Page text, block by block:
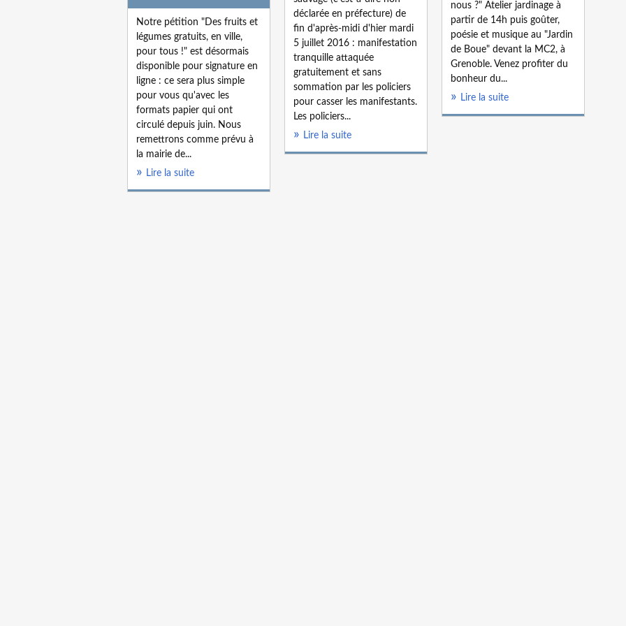
Notre pétition "Des fruits et
légumes gratuits, en ville,
pour tous !" est désormais
disponible pour signature en
ligne : ce sera plus simple
pour vous qu'avec les
formats papier qui ont
circulé depuis juin. Nous
remettrons comme prévu à
la mairie de...
Lire la suite
déclarée en préfecture) de
fin d'après-midi d'hier mardi
5 juillet 2016 : manifestation
tranquille attaquée
gratuitement et sans
sommation par les policiers
pour casser les manifestants.
Les policiers...
Lire la suite
nous ?" Atelier jardinage à
partir de 14h puis goûter,
poésie et musique au "Jardin
de Boue" devant la MC2, à
Grenoble. Venez profiter du
bonheur du...
Lire la suite